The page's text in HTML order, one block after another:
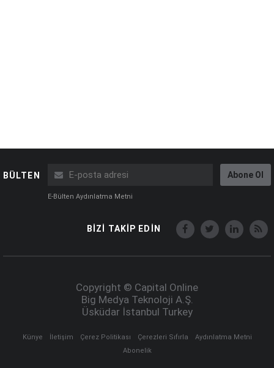
BÜLTEN Abone Ol
E-Bülten Aydınlatma Metni
BİZİ TAKİP EDİN
Copyright © Capital Online
Big Medya Teknoloji A.Ş.
Üsküdar İstanbul Turkey
Künye İletişim Çerez Politikası Çerezleri Sıfırla
Aydınlatma Metni
Abonelik